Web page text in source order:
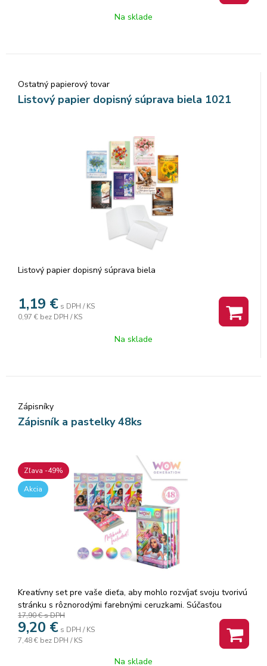
Na sklade
Ostatný papierový tovar
Listový papier dopisný súprava biela 1021
Listový papier dopisný súprava biela
1,19 € s DPH / KS
0,97 € bez DPH / KS
Na sklade
Zápisníky
Zápisník a pastelky 48ks
Zľava -49%
Akcia
Kreatívny set pre vaše dieťa, aby mohlo rozvíjať svoju tvorivú
stránku s rôznorodými farebnými ceruzkami. Súčasťou
balenia je aj blok na zapísanie všetkých kreatívnych nápadov
a kresieb. Vďaka tomuto setu sa vaša dcéra bude cítiť ako
pravá WOW Girl pri tvorbe svojich osobitných diel. Súprava
17,90 €s DPH
9,20 € s DPH / KS
7,48 € bez DPH / KS
Na sklade